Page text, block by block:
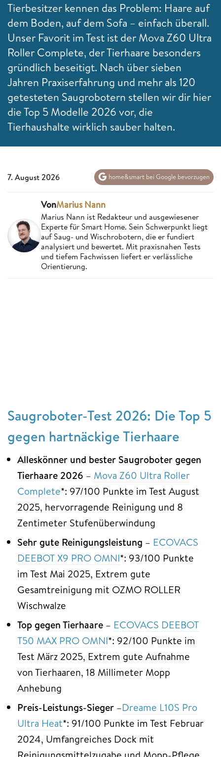
Tierbesitzer kennen das Problem: Haare auf
dem Boden, auf dem Sofa – einfach überall.
Unser Favorit im Test ist der Mova Z60 Ultra
Roller Complete, der Tierhaare besonders
gründlich beseitigt. Nach über sieben
Jahren Praxiserfahrung und mehr als 120
getesteten Saugrobotern stellen wir dir hier
die Top 5 Modelle 2026 vor, die
Tierhaushalte wirklich sauber halten.
7. August 2026 home&smart bei Google bevorzugen
VonMarius Nann
Marius Nann ist Redakteur und ausgewiesener
Experte für Smart Home. Sein Schwerpunkt liegt
auf Saug- und Wischrobotern, die er fundiert
analysiert und bewertet. Mit praxisnahen Tests
und tiefem Fachwissen liefert er verlässliche
Orientierung.
Saugroboter-Test 2026: Die Top 5
gegen hartnäckige Tierhaare
Alleskönner und bester Saugroboter gegen
Tierhaare 2026 – Mova Z60 Ultra Roller
Complete*: 97/100 Punkte im Test August
2025, hervorragende Reinigung und 8
Zentimeter Stufenüberwindung
Sehr gute Reinigungsleistung – ECOVACS
DEEBOT X9 PRO OMNI*: 93/100 Punkte
im Test Mai 2025, Extrem gute
Gesamtreinigung mit OZMO ROLLER
Wischwalze
Top gegen Tierhaare – ECOVACS DEEBOT
T50 MAX PRO OMNI*: 92/100 Punkte im
Test März 2025, Extrem gute Aufnahme
von Tierhaaren, 18 Millimeter Mopp
Anhebung
Preis-Leistungs-Sieger –Dreame L10S Pro
Ultra Heat*: 91/100 Punkte im Test Februar
2024, Umfangreiches Dock mit